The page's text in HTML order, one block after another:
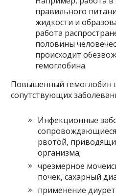
правильного
жидкости и
работа
половины
происходит
гемоглобина.
Повышенный гемоглобин
сопутствующих
Инфекционные
рвотой,
организма;
чрезмерное
почек, сахарный
применение